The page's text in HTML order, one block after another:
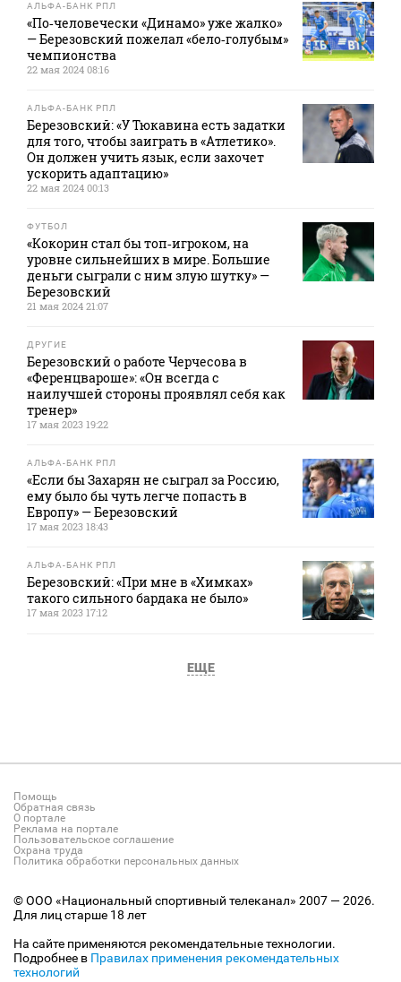
АЛЬФА-БАНК РПЛ
«По‑человечески «Динамо» уже жалко»
— Березовский пожелал «бело‑голубым»
чемпионства
22 мая 2024 08:16
АЛЬФА-БАНК РПЛ
Березовский: «У Тюкавина есть задатки
для того, чтобы заиграть в «Атлетико».
Он должен учить язык, если захочет
ускорить адаптацию»
22 мая 2024 00:13
ФУТБОЛ
«Кокорин стал бы топ‑игроком, на
уровне сильнейших в мире. Большие
деньги сыграли с ним злую шутку» —
Березовский
21 мая 2024 21:07
ДРУГИЕ
Березовский о работе Черчесова в
«Ференцвароше»: «Он всегда с
наилучшей стороны проявлял себя как
тренер»
17 мая 2023 19:22
АЛЬФА-БАНК РПЛ
«Если бы Захарян не сыграл за Россию,
ему было бы чуть легче попасть в
Европу» — Березовский
17 мая 2023 18:43
АЛЬФА-БАНК РПЛ
Березовский: «При мне в «Химках»
такого сильного бардака не было»
17 мая 2023 17:12
ЕЩЕ
Помощь
Обратная связь
О портале
Реклама на портале
Пользовательское соглашение
Охрана труда
Политика обработки персональных данных
© ООО «Национальный спортивный телеканал» 2007 — 2026.
Для лиц старше 18 лет
На сайте применяются рекомендательные технологии.
Подробнее в Правилах применения рекомендательных
технологий